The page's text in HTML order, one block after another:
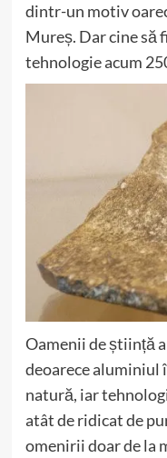
dintr-un motiv
Mureș. Dar cine să
tehnologie acum
Oamenii de știință
deoarece aluminiul
natură, iar
atât de ridicat de
omenirii doar de la